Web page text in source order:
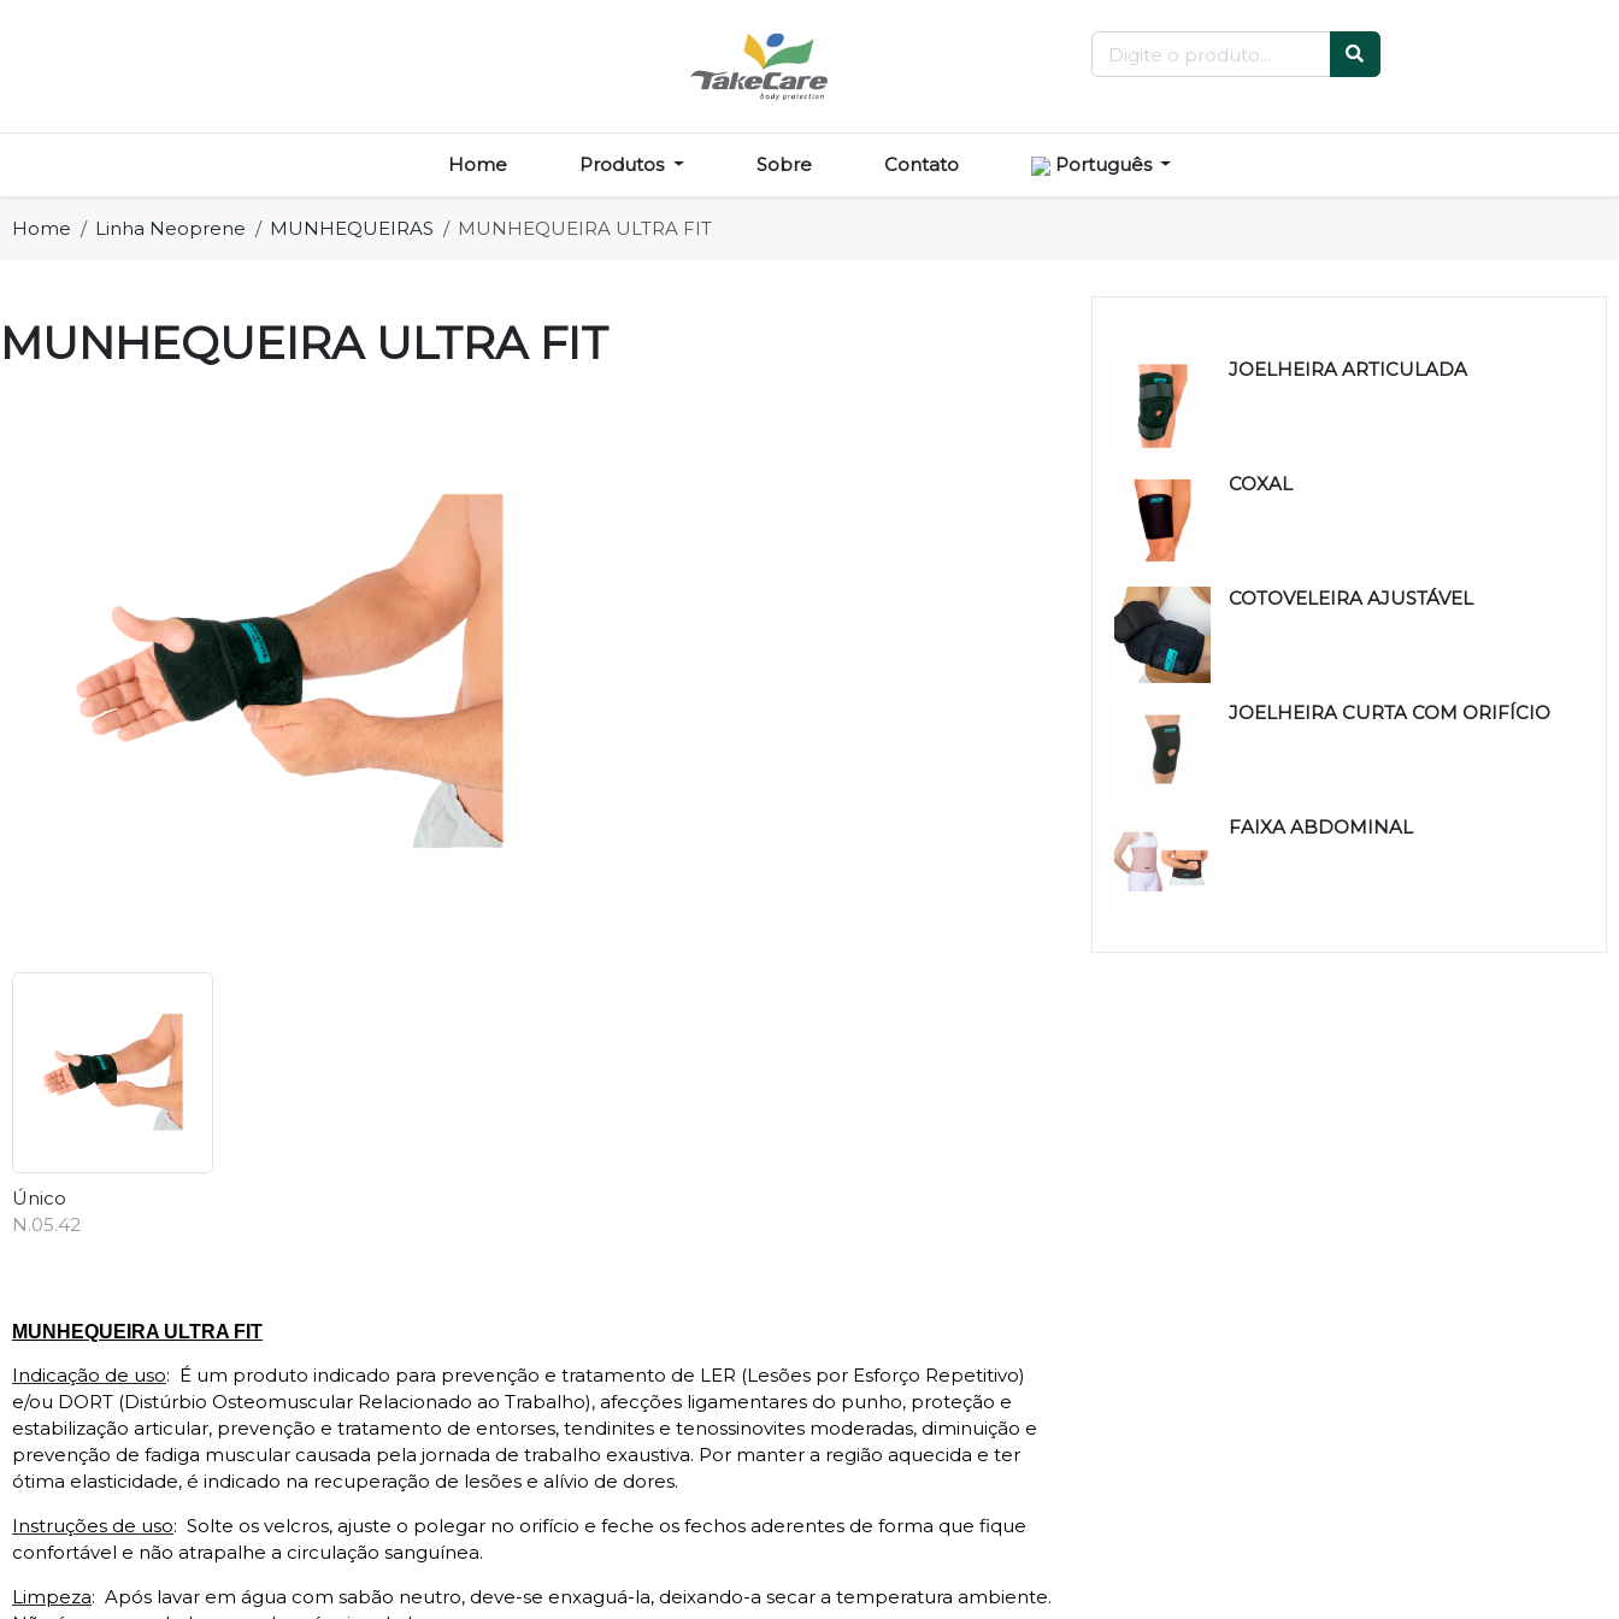
Home Produtos Sobre Contato Português
Home Linha Neoprene MUNHEQUEIRAS MUNHEQUEIRA ULTRA FIT
MUNHEQUEIRA ULTRA FIT
Único
N.05.42
MUNHEQUEIRA ULTRA FIT
Indicação de uso: É um produto indicado para prevenção e tratamento de LER (Lesões por Esforço Repetitivo)
e/ou DORT (Distúrbio Osteomuscular Relacionado ao Trabalho), afecções ligamentares do punho, proteção e
estabilização articular, prevenção e tratamento de entorses, tendinites e tenossinovites moderadas, diminuição e
prevenção de fadiga muscular causada pela jornada de trabalho exaustiva. Por manter a região aquecida e ter
ótima elasticidade, é indicado na recuperação de lesões e alívio de dores.
Instruções de uso: Solte os velcros, ajuste o polegar no orifício e feche os fechos aderentes de forma que fique
confortável e não atrapalhe a circulação sanguínea.
Limpeza: Após lavar em água com sabão neutro, deve-se enxaguá-la, deixando-a secar a temperatura ambiente.
JOELHEIRA ARTICULADA
COXAL
COTOVELEIRA AJUSTÁVEL
JOELHEIRA CURTA COM ORIFÍCIO
FAIXA ABDOMINAL